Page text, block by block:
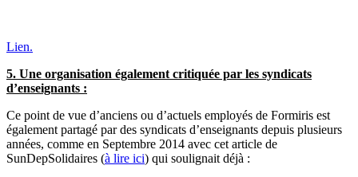
Lien.
5. Une organisation également critiquée par les syndicats
d’enseignants :
Ce point de vue d’anciens ou d’actuels employés de Formiris est
également partagé par des syndicats d’enseignants depuis plusieurs
années, comme en Septembre 2014 avec cet article de
SunDepSolidaires (à lire ici) qui soulignait déjà :